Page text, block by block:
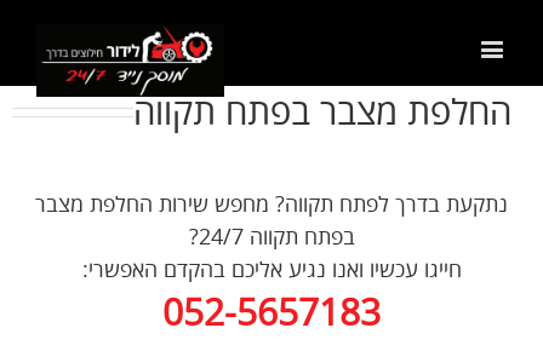
החלפת מצבר בפתח תקווה
נתקעת בדרך לפתח תקווה? מחפש שירות החלפת מצבר
בפתח תקווה 24/7?
חייגו עכשיו ואנו נגיע אליכם בהקדם האפשרי:
052-5657183